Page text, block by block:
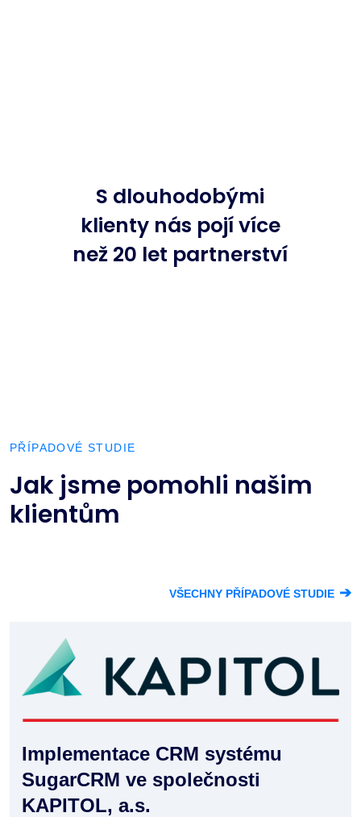
S dlouhodobými
klienty nás pojí více
než 20 let partnerství
PŘÍPADOVÉ STUDIE
Jak jsme pomohli našim
klientům
VŠECHNY PŘÍPADOVÉ STUDIE ➔
Implementace CRM systému
SugarCRM ve společnosti
KAPITOL, a.s.